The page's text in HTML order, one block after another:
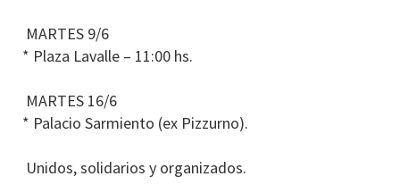
MARTES 9/6
* Plaza Lavalle – 11:00 hs.
MARTES 16/6
* Palacio Sarmiento (ex Pizzurno).
Unidos, solidarios y organizados.